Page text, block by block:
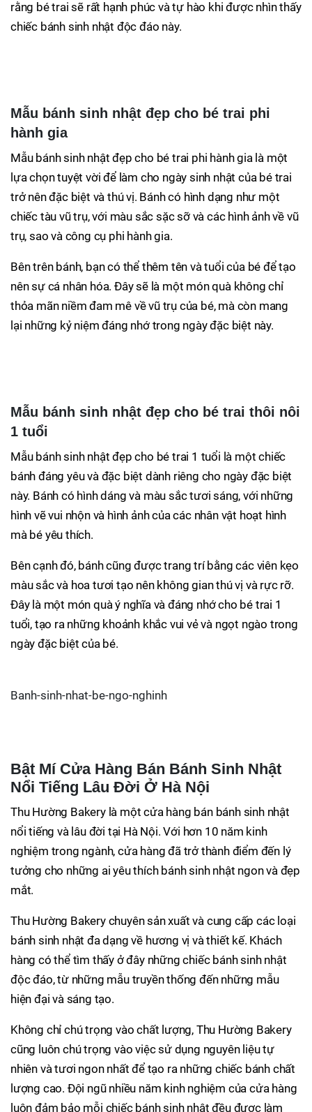
rằng bé trai sẽ rất hạnh phúc và tự hào khi được nhìn thấy
chiếc bánh sinh nhật độc đáo này.
Mẫu bánh sinh nhật đẹp cho bé trai phi
hành gia
Mẫu bánh sinh nhật đẹp cho bé trai phi hành gia là một
lựa chọn tuyệt vời để làm cho ngày sinh nhật của bé trai
trở nên đặc biệt và thú vị. Bánh có hình dạng như một
chiếc tàu vũ trụ, với màu sắc sặc sỡ và các hình ảnh về vũ
trụ, sao và công cụ phi hành gia.
Bên trên bánh, bạn có thể thêm tên và tuổi của bé để tạo
nên sự cá nhân hóa. Đây sẽ là một món quà không chỉ
thỏa mãn niềm đam mê về vũ trụ của bé, mà còn mang
lại những kỷ niệm đáng nhớ trong ngày đặc biệt này.
Mẫu bánh sinh nhật đẹp cho bé trai thôi nôi
1 tuổi
Mẫu bánh sinh nhật đẹp cho bé trai 1 tuổi là một chiếc
bánh đáng yêu và đặc biệt dành riêng cho ngày đặc biệt
này. Bánh có hình dáng và màu sắc tươi sáng, với những
hình vẽ vui nhộn và hình ảnh của các nhân vật hoạt hình
mà bé yêu thích.
Bên cạnh đó, bánh cũng được trang trí bằng các viên kẹo
màu sắc và hoa tươi tạo nên không gian thú vị và rực rỡ.
Đây là một món quà ý nghĩa và đáng nhớ cho bé trai 1
tuổi, tạo ra những khoảnh khắc vui vẻ và ngọt ngào trong
ngày đặc biệt của bé.
Banh-sinh-nhat-be-ngo-nghinh
Bật Mí Cửa Hàng Bán Bánh Sinh Nhật
Nổi Tiếng Lâu Đời Ở Hà Nội
Thu Hường Bakery là một cửa hàng bán bánh sinh nhật
nổi tiếng và lâu đời tại Hà Nội. Với hơn 10 năm kinh
nghiệm trong ngành, cửa hàng đã trở thành điểm đến lý
tưởng cho những ai yêu thích bánh sinh nhật ngon và đẹp
mắt.
Thu Hường Bakery chuyên sản xuất và cung cấp các loại
bánh sinh nhật đa dạng về hương vị và thiết kế. Khách
hàng có thể tìm thấy ở đây những chiếc bánh sinh nhật
độc đáo, từ những mẫu truyền thống đến những mẫu
hiện đại và sáng tạo.
Không chỉ chú trọng vào chất lượng, Thu Hường Bakery
cũng luôn chú trọng vào việc sử dụng nguyên liệu tự
nhiên và tươi ngon nhất để tạo ra những chiếc bánh chất
lượng cao. Đội ngũ nhiều năm kinh nghiệm của cửa hàng
luôn đảm bảo mỗi chiếc bánh sinh nhật đều được làm